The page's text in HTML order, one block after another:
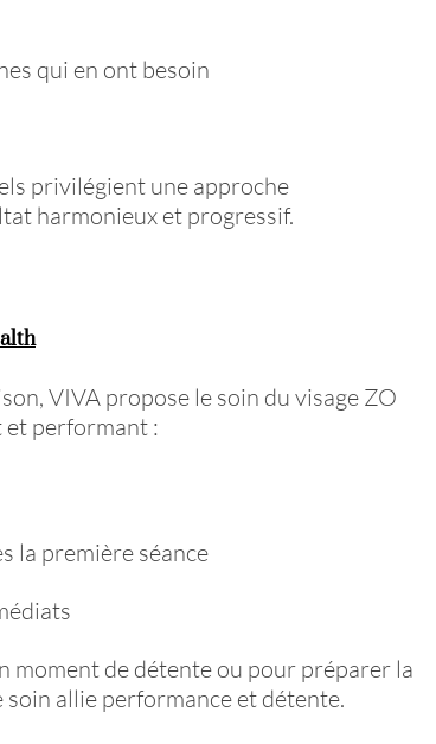
qui en ont besoin
privilégient une approche
harmonieux et progressif.
VIVA propose le soin du visage ZO
et performant :
la première séance
moment de détente ou pour préparer la
allie performance et détente.